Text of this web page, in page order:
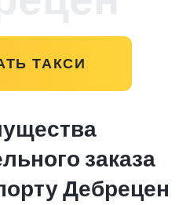
ТАКСИ
заказа
Дебрецен